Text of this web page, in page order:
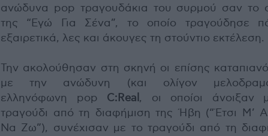
ανώδυνα pop τραγουδάκια του συρμού σαν το
της “Εγώ Για Σένα”, το οποίο τραγούδησε
εξαιρετικά, λες και άκουγες τη στούντιο εκτέλεση.
Την ακολούθησαν στη σκηνή οι επίσης
με την ανώδυνη (και ολίγον
ελληνόφωνη pop C:Real , οι οποίοι άνοιξαν
τραγούδι από τη διαφήμιση της Ήβη (“Έτσι Μ’
Να Ζω”), συνέχισαν με το τραγούδι από τη